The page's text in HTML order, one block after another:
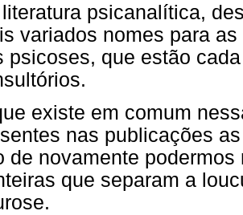
psicanalítica,
variados nomes para
psicoses, que estão
existe em comum
nas publicações
de novamente
que separam a